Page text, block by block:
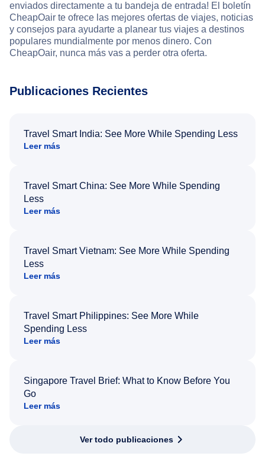
enviados directamente a tu bandeja de entrada! El boletín
CheapOair te ofrece las mejores ofertas de viajes, noticias
y consejos para ayudarte a planear tus viajes a destinos
populares mundialmente por menos dinero. Con
CheapOair, nunca más vas a perder otra oferta.
Publicaciones Recientes
Travel Smart India: See More While Spending Less
Leer más
Travel Smart China: See More While Spending
Less
Leer más
Travel Smart Vietnam: See More While Spending
Less
Leer más
Travel Smart Philippines: See More While
Spending Less
Leer más
Singapore Travel Brief: What to Know Before You
Go
Leer más
Ver todo publicaciones